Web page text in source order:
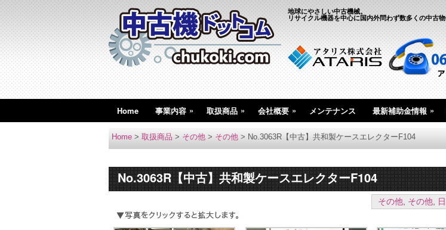
地球にやさしい中古機械。
リサイクル機器を中心に国内外問わず数多くの中古
Home 事業内容 » 取扱商品 » 会社概要 » メンテナンス 最新補助金情報 »
Home > 取扱商品 > その他 > その他 > No.3063R【中古】共和製ケースエレクターF104
No.3063R【中古】共和製ケースエレクターF104
その他, その他,